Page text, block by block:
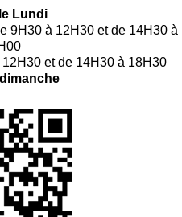
Lundi
9H30 à 12H30 et de 14H30 à
et de 14H30 à 18H30